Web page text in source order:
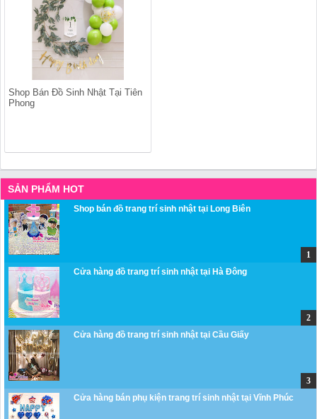
Shop Bán Đồ Sinh Nhật Tại Tiên
Phong
SẢN PHẨM HOT
Shop bán đồ trang trí sinh nhật tại Long Biên
Cửa hàng đồ trang trí sinh nhật tại Hà Đông
Cửa hàng đồ trang trí sinh nhật tại Cầu Giấy
Cửa hàng bán phụ kiện trang trí sinh nhật tại Vĩnh Phúc